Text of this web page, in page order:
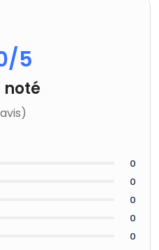
/5
noté
0
0
0
0
0